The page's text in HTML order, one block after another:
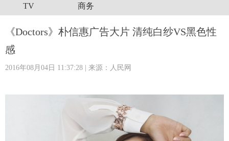
时尚 思客
港澳 台湾 华人 汽车
健康 信息化
公益 军事 无人机
TV
商务
《Doctors》朴信惠广告大片 清纯白纱VS黑色性
感
2016年08月04日 11:37:28 | 来源：人民网